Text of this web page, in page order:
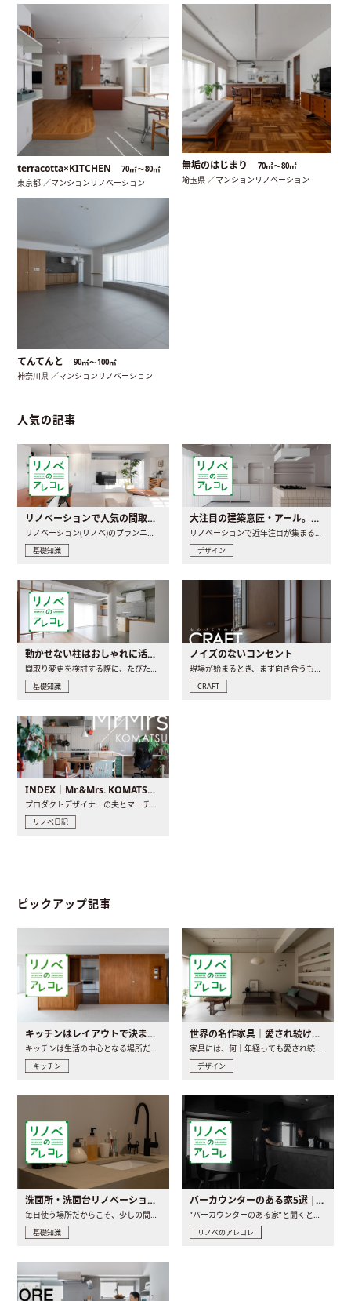
terracotta×KITCHEN 70㎡〜80㎡
東京都 ／マンションリノベーション
無垢のはじまり 70㎡〜80㎡
埼玉県 ／マンションリノベーション
てんてんと 90㎡〜100㎡
神奈川県 ／マンションリノベーション
人気の記事
リノベーションで人気の間取りとは？トレンドの間取りと実例を徹底解説
リノベーション(リノベ)のプランニングで一番最初に決めるのは..
基礎知識
大注目の建築意匠・アール。人気の理由と空間に取り入れるポイント
リノベーションで近年注目が集まる建築意匠の一つであるアール..
デザイン
動かせない柱はおしゃれに活用！柱を魅せるリノベーション(リノベ)4選
間取り変更を検討する際に、たびたび皆さんの頭を悩ませる動か..
基礎知識
ノイズのないコンセント
現場が始まるとき、まず向き合うものの一つがコンセントです..
CRAFT
INDEX｜Mr.&Mrs. KOMATSU renovation diary
プロダクトデザイナーの夫とマーチャンダイザーの妻が、夫婦で..
リノベ日記
ピックアップ記事
キッチンはレイアウトで決まる。後悔しないための考え方と選び方
キッチンは生活の中心となる場所だからこそ、家の中のどこに置..
キッチン
世界の名作家具｜愛され続ける理由と一生モノとの出会い方
家具には、何十年経っても愛され続ける「名作」と呼ばれるもの..
デザイン
洗面所・洗面台リノベーションの事例と間取りアイデア
毎日使う場所だからこそ、少しの間取りの工夫や素材の選び方で..
基礎知識
バーカウンターのある家5選 | 日常に馴染む“距離の近い”キッチンとは
“バーカウンターのある家”と聞くと、少し特別な、大人のための..
リノベのアレコレ